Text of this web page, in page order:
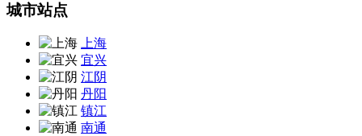
城市站点
上海
宜兴
江阴
丹阳
镇江
南通